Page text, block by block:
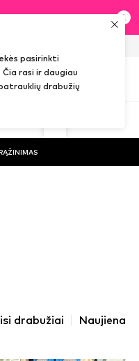
drabužiai Naujiena
pasirinkti
rasi ir daugiau
drabužių